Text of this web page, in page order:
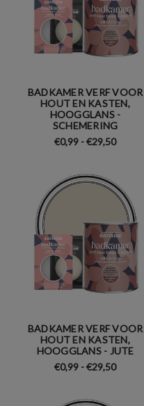
BADKAMER VERF VOOR
HOUT EN KASTEN,
HOOGGLANS -
SCHEMERING
€0,99 - €29,50
BADKAMER VERF VOOR
HOUT EN KASTEN,
HOOGGLANS - JUTE
€0,99 - €29,50